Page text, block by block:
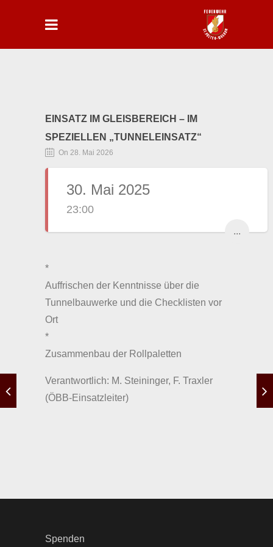
EINSATZ IM GLEISBEREICH – IM
SPEZIELLEN „TUNNELEINSATZ“
On 28. Mai 2026
30. Mai 2025
23:00
...
*
Auffrischen der Kenntnisse über die
Tunnelbauwerke und die Checklisten vor
Ort
*
Zusammenbau der Rollpaletten
Verantwortlich: M. Steininger, F. Traxler
(ÖBB-Einsatzleiter)
Spenden